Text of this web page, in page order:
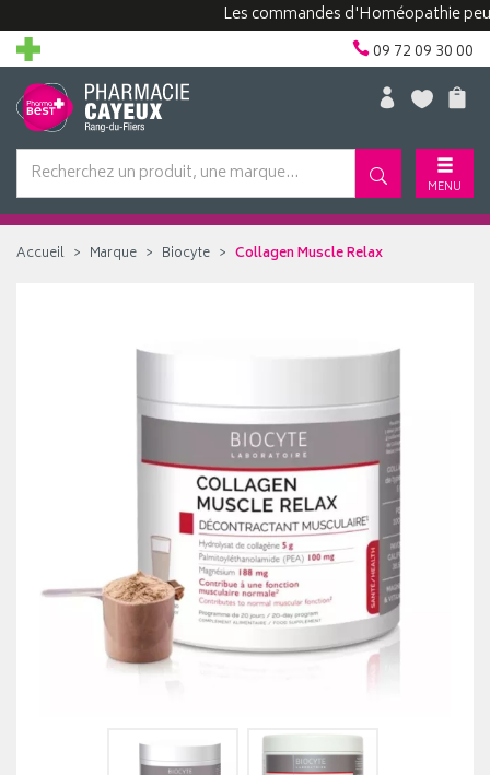
Les commandes d'Homéopathie
09 72 09 30 00
MENU
Accueil Marque Biocyte Collagen Muscle Relax